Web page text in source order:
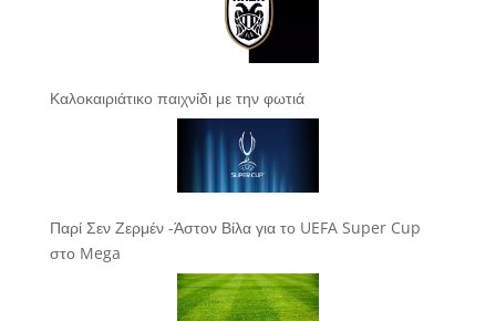
Καλοκαιριάτικο παιχνίδι με την φωτιά
Παρί Σεν Ζερμέν -Άστον Βίλα για το UEFA Super Cup
στο Mega